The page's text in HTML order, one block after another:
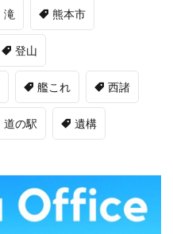
滝 熊本市
登山
艦これ 西諸
道の駅 遺構